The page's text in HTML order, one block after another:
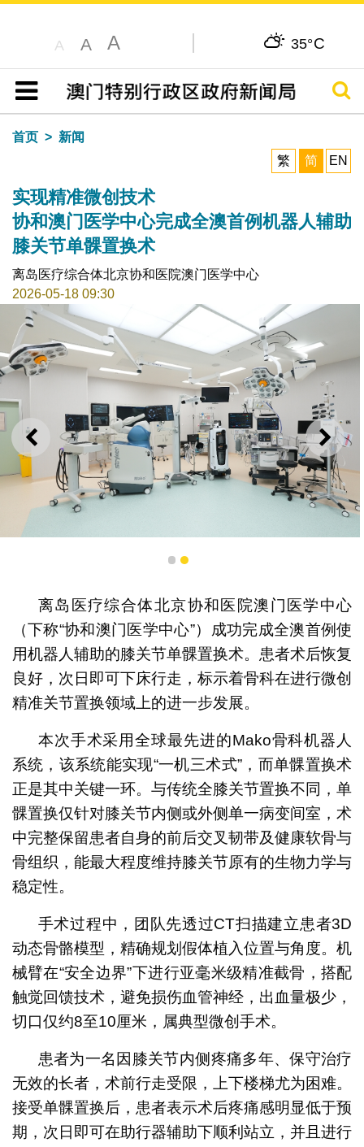
A A A 35°C
目录
搜寻
首页
新闻
繁
简 EN
实现精准微创技术
协和澳门医学中心完成全澳首例机器人辅助
膝关节单髁置换术
离岛医疗综合体北京协和医院澳门医学中心
2026-05-18 09:30
上一则 下一
Mako骨科机器人系统
1 2
离岛医疗综合体北京协和医院澳门医学中心
（下称“协和澳门医学中心”）成功完成全澳首例使
用机器人辅助的膝关节单髁置换术。患者术后恢复
良好，次日即可下床行走，标示着骨科在进行微创
精准关节置换领域上的进一步发展。
本次手术采用全球最先进的Mako骨科机器人
系统，该系统能实现“一机三术式”，而单髁置换术
正是其中关键一环。与传统全膝关节置换不同，单
髁置换仅针对膝关节内侧或外侧单一病变间室，术
中完整保留患者自身的前后交叉韧带及健康软骨与
骨组织，能最大程度维持膝关节原有的生物力学与
稳定性。
手术过程中，团队先透过CT扫描建立患者3D
动态骨骼模型，精确规划假体植入位置与角度。机
械臂在“安全边界”下进行亚毫米级精准截骨，搭配
触觉回馈技术，避免损伤血管神经，出血量极少，
切口仅约8至10厘米，属典型微创手术。
患者为一名因膝关节内侧疼痛多年、保守治疗
无效的长者，术前行走受限，上下楼梯尤为困难。
接受单髁置换后，患者表示术后疼痛感明显低于预
期，次日即可在助行器辅助下顺利站立，并且进行